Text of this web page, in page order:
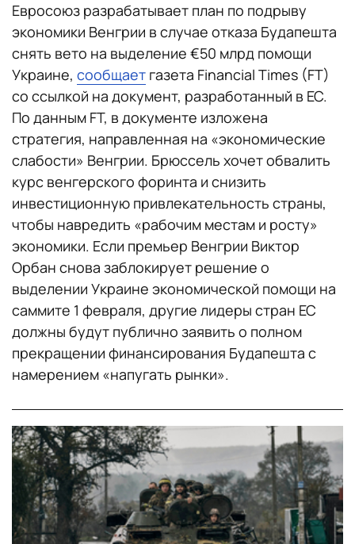
Евросоюз разрабатывает план по подрыву
экономики Венгрии в случае отказа Будапешта
снять вето на выделение €50 млрд помощи
Украине, сообщает газета Financial Times (FT)
со ссылкой на документ, разработанный в ЕС.
По данным FT, в документе изложена
стратегия, направленная на «экономические
слабости» Венгрии. Брюссель хочет обвалить
курс венгерского форинта и снизить
инвестиционную привлекательность страны,
чтобы навредить «рабочим местам и росту»
экономики. Если премьер Венгрии Виктор
Орбан снова заблокирует решение о
выделении Украине экономической помощи на
саммите 1 февраля, другие лидеры стран ЕС
должны будут публично заявить о полном
прекращении финансирования Будапешта с
намерением «напугать рынки».